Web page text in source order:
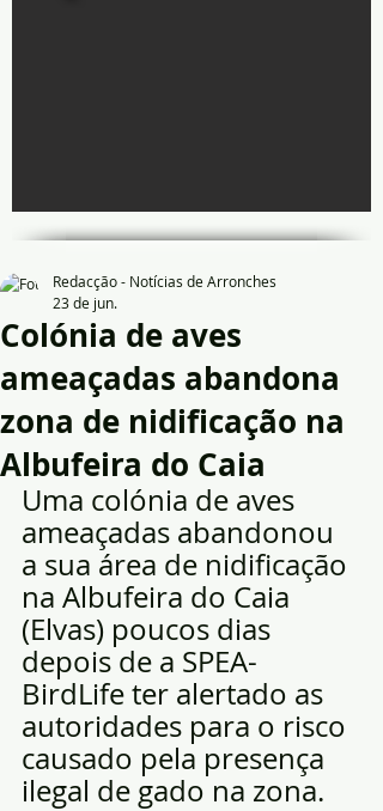
Colónia de aves
ameaçadas abandona
zona de nidificação na
Albufeira do Caia
Redacção - Notícias de Arronches
23 de jun.
Uma colónia de aves
ameaçadas abandonou
a sua área de nidificação
na Albufeira do Caia
(Elvas) poucos dias
depois de a SPEA-
BirdLife ter alertado as
autoridades para o risco
causado pela presença
ilegal de gado na zona.